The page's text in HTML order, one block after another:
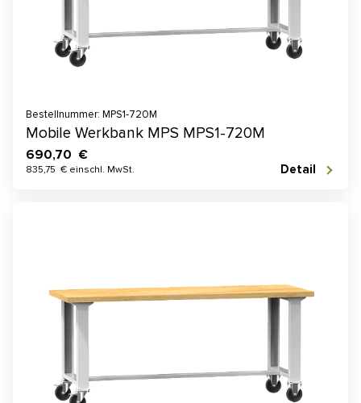
Bestellnummer: MPS1-720M
Mobile Werkbank MPS MPS1-720M
690,70 €
835,75 € einschl. MwSt. Detail